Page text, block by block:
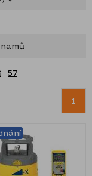
57
1